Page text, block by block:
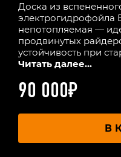
Доска из
электрогидрофойла
непотопляемая —
продвинутых
устойчивость при
Читать далее...
90 000₽
В